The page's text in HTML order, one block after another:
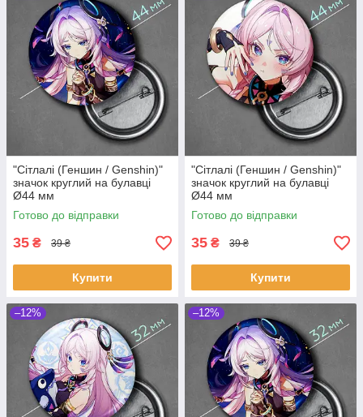
"Сітлалі (Геншин / Genshin)"
значок круглий на булавці
Ø44 мм
Готово до відправки
35 ₴ 39 ₴
Купити
"Сітлалі (Геншин / Genshin)"
значок круглий на булавці
Ø44 мм
Готово до відправки
35 ₴ 39 ₴
Купити
–12% –12%